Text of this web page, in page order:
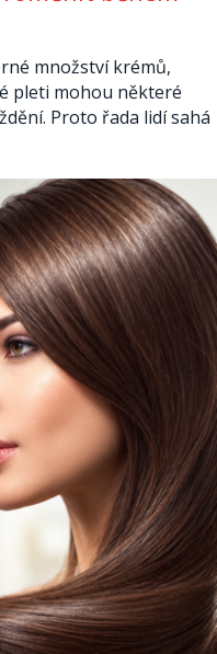
množství krémů,
pleti mohou některé
Proto řada lidí sahá